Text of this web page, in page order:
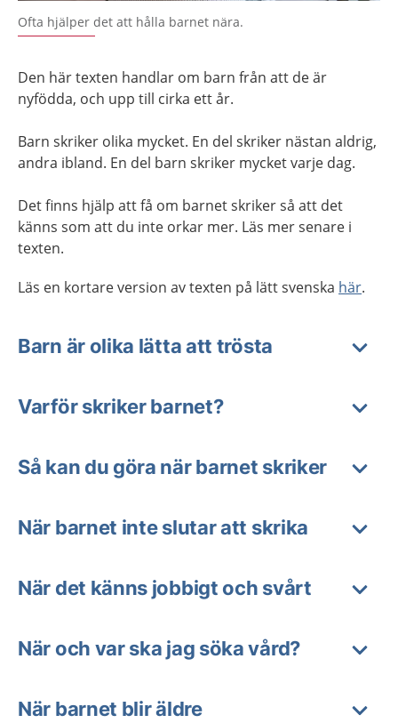
Ofta hjälper det att hålla barnet nära.
Den här texten handlar om barn från att de är
nyfödda, och upp till cirka ett år.
Barn skriker olika mycket. En del skriker nästan aldrig,
andra ibland. En del barn skriker mycket varje dag.
Det finns hjälp att få om barnet skriker så att det
känns som att du inte orkar mer. Läs mer senare i
texten.
Läs en kortare version av texten på lätt svenska här.
Barn är olika lätta att trösta
Varför skriker barnet?
Så kan du göra när barnet skriker
När barnet inte slutar att skrika
När det känns jobbigt och svårt
När och var ska jag söka vård?
När barnet blir äldre